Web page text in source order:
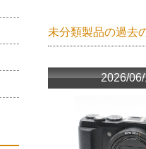
未分類製品の過去
2026/